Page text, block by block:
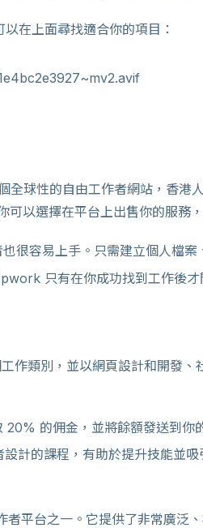
在上面尋找適合你的項目：
全球性的自由工作者網站，香港
以選擇在平台上出售你的服務
很容易上手。只需建立個人檔
只有在你成功找到工作後
作類別，並以網頁設計和開發
20% 的佣金，並將餘額發送到你
計的課程，有助於提升技能並吸
者平台之一。它提供了非常廣泛